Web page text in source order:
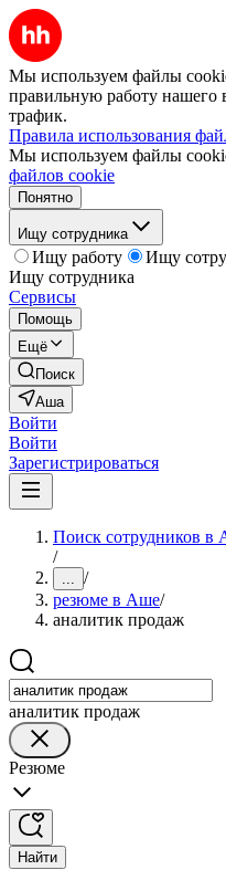
Мы используем файлы
правильную работу нашего
трафик.
Правила использования
Мы используем файлы
файлов cookie
Понятно
Ищу сотрудника
Ищу работу
Ищу
Ищу сотрудника
Сервисы
Помощь
Ещё
Поиск
Аша
Войти
Войти
Зарегистрироваться
Поиск сотрудников в
/
... /
резюме в Аше/
аналитик продаж
аналитик продаж
Резюме
Найти